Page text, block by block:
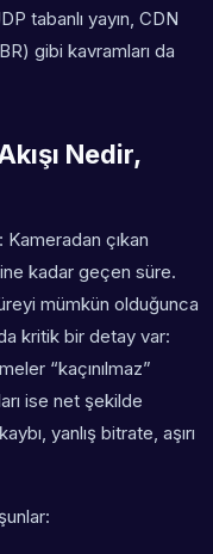
tabanlı yayın, CDN
gibi kavramları da
Nedir,
çıkan
kadar geçen süre.
mümkün olduğunca
kritik bir detay var:
“kaçınılmaz”
ise net şekilde
yanlış bitrate, aşırı